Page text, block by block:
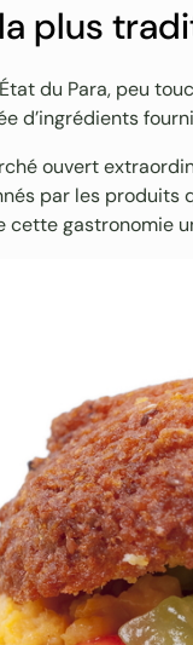
plus
du Para, peu
d’ingrédients
ouvert
par les
cette gastronomie